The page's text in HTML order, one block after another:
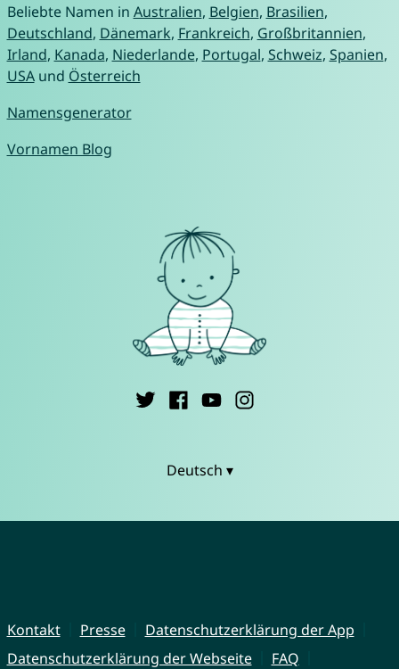
Beliebte Namen in Australien, Belgien, Brasilien,
Deutschland, Dänemark, Frankreich, Großbritannien,
Irland, Kanada, Niederlande, Portugal, Schweiz, Spanien,
USAund Österreich
Namensgenerator
Vornamen Blog
Deutsch ▾
Kontakt Presse
Datenschutzerklärung der App
Datenschutzerklärung der Webseite
FAQ